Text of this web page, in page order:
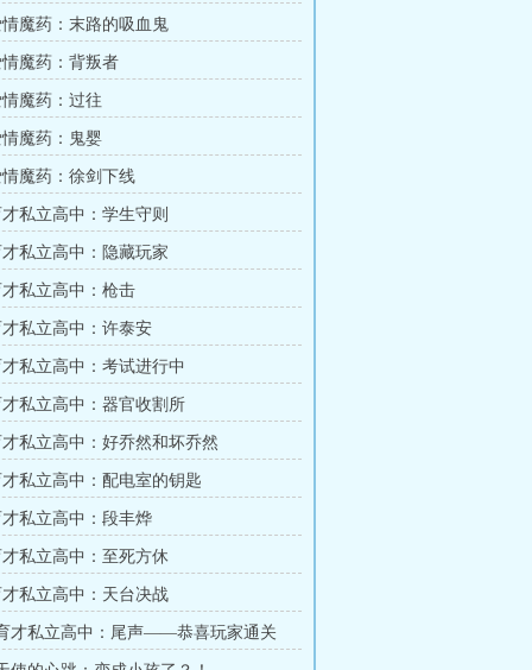
魔药：末路的吸血鬼
魔药：背叛者
魔药：过往
魔药：鬼婴
魔药：徐剑下线
私立高中：学生守则
私立高中：隐藏玩家
私立高中：枪击
私立高中：许泰安
私立高中：考试进行中
私立高中：器官收割所
私立高中：好乔然和坏乔然
私立高中：配电室的钥匙
私立高中：段丰烨
私立高中：至死方休
私立高中：天台决战
才私立高中：尾声——恭喜玩家通关